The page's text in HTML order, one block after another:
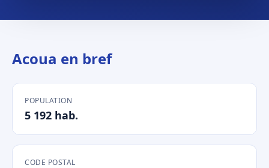
Acoua en bref
POPULATION
5 192 hab.
CODE POSTAL